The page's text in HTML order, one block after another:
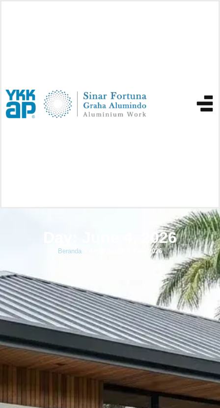
Day: June 4, 2026
Beranda Arsip untuk 4 June 2026